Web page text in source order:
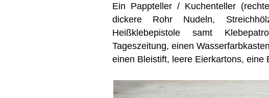
Ein Pappteller / Kuchenteller
dickere Rohr Nudeln,
Heißklebepistole samt
Tageszeitung, einen
einen Bleistift, leere Eierkartons, eine